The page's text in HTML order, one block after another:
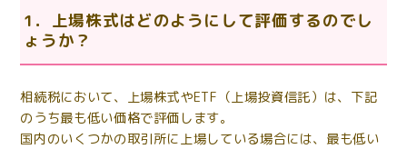
1．上場株式はどのようにして評価するのでし
ょうか？
相続税において、上場株式やETF （上場投資信託） は、下記
のうち最も低い価格で評価します。
国内のいくつかの取引所に上場している場合には、最も低い